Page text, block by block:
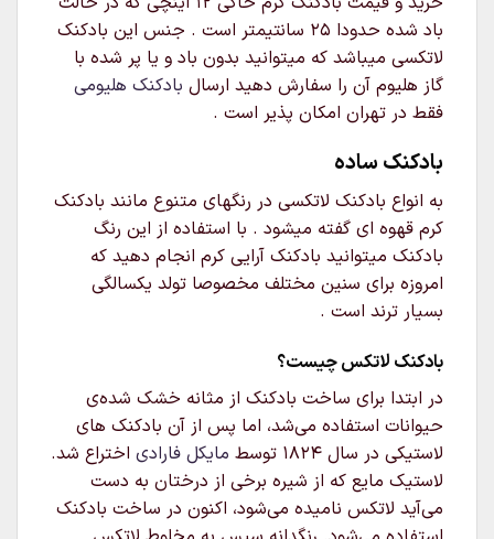
باد شده حدودا 25 سانتیمتر است . جنس این بادکنک
لاتکسی میباشد که میتوانید بدون باد و یا پر شده با
گاز هلیوم آن را سفارش دهید ارسال بادکنک هلیومی
فقط در تهران امکان پذیر است .
بادکنک ساده
به انواع بادکنک لاتکسی در رنگهای متنوع مانند بادکنک
کرم قهوه ای گفته میشود . با استفاده از این رنگ
بادکنک میتوانید بادکنک آرایی کرم انجام دهید که
امروزه برای سنین مختلف مخصوصا تولد یکسالگی
بسیار ترند است .
بادکنک لاتکس چیست؟
در ابتدا برای ساخت بادکنک از مثانه خشک شده‌ی
حیوانات استفاده می‌شد، اما پس از آن بادکنک های
لاستیکی در سال ۱۸۲۴ توسط
مایکل فارادی اختراع شد.
لاستیک مایع که از شیره برخی از درختان به دست
می‌آید لاتکس نامیده می‌شود، اکنون در ساخت بادکنک